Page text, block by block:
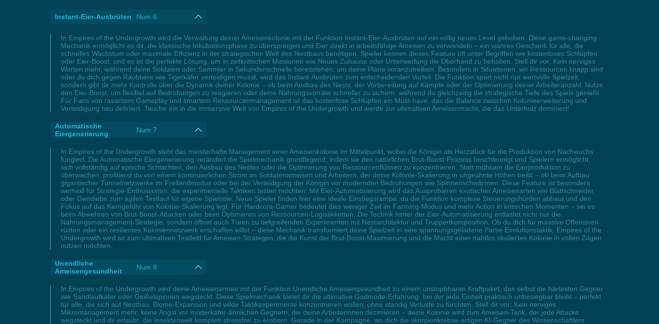
Instant-Eier-Ausbrüten Num 6
In Empires of the Undergrowth wird die Verwaltung deiner Ameisenkolonie mit der Funktion Instant-Eier-Ausbrüten auf ein völlig neues Level gehoben. Diese game-changing
Mechanik ermöglicht es dir, die klassische Inkubationsphase zu überspringen und Eier direkt in arbeitsfähige Ameisen zu verwandeln – ein wahres Geschenk für alle, die
schnelles Wachstum oder maximale Effizienz in der strategischen Welt des Nestbaus benötigen. Spieler kennen dieses Feature oft unter Begriffen wie kostenloses Schlüpfen
oder Eier-Boost, und es ist die perfekte Lösung, um in zeitkritischen Missionen wie Neues Zuhause oder Unterwerfung die Oberhand zu behalten. Stell dir vor: Kein nerviges
Warten mehr, während deine Soldaten oder Sammler in Sekundenschnelle bereitstehen, um deine Pläne voranzutreiben. Besonders in Situationen, wo Ressourcen knapp sind
oder du dich gegen Raubtiere wie Tigerkäfer verteidigen musst, wird das Instant-Ausbrüten zum entscheidenden Vorteil. Die Funktion spart nicht nur wertvolle Spielzeit,
sondern gibt dir mehr Kontrolle über die Dynamik deiner Kolonie – ob beim Ausbau des Nests, der Vorbereitung auf Kämpfe oder der Optimierung deiner Arbeiteranzahl. Nutze
den Eier-Boost, um flexibel auf Bedrohungen zu reagieren oder deine Nahrungsvorräte schneller zu sichern, während du gleichzeitig die strategische Tiefe des Spiels genießt.
Für Fans von rasantem Gameplay und smartem Ressourcenmanagement ist das kostenlose Schlüpfen ein Must-have, das die Balance zwischen Kolonieerweiterung und
Verteidigung neu definiert. Tauche ein in die immersive Welt von Empires of the Undergrowth und werde zur ultimativen Ameisenmacht, die das Unterholz dominiert!
Automatische
Eiergenerierung
Num 7
In Empires of the Undergrowth steht das meisterhafte Management einer Ameisenkolonie im Mittelpunkt, wobei die Königin als Herzstück für die Produktion von Nachwuchs
fungiert. Die Automatische Eiergenerierung verändert die Spielmechanik grundlegend, indem sie den natürlichen Brut-Boost-Prozess beschleunigt und Spielern ermöglicht,
sich vollständig auf epische Schlachten, den Ausbau des Nestes oder die Optimierung von Ressourcenflüssen zu konzentrieren. Statt mühsam die Eierproduktion zu
überwachen, profitierst du von einem kontinuierlichen Strom an Soldatenameisen und Arbeitern, der deine Kolonie-Skalierung in ungeahnte Höhen treibt – ob beim Aufbau
gigantischer Tunnelnetzwerke im Freilandmodus oder bei der Verteidigung der Königin vor modernden Bedrohungen wie Spinnenschwärmen. Diese Feature ist besonders
wertvoll für Strategie-Enthusiasten, die experimentelle Taktiken testen möchten: Mit Eier-Automatisierung wird das Ausprobieren exotischer Ameisenarten wie Blattschneider
oder Gendiebe zum agilen Testlauf für eigene Spielstile. Neue Spieler finden hier eine ideale Einstiegsrampe, da die Funktion komplexe Steuerungshürden abbaut und den
Fokus auf das Kerngefühl von Kolonie-Skalierung legt. Für Hardcore-Gamer bedeutet dies weniger Zeit im Farming-Modus und mehr Action in kritischen Momenten – sei es
beim Abwehren von Brut-Boost-Attacken oder beim Optimieren von Ressourcen-Logistikketten. Die Technik hinter der Eier-Automatisierung entlastet nicht nur die
Nahrungsmanagement-Strategie, sondern öffnet auch Türen zu tiefgreifenden Experimenten mit Nestarchitektur und Truppenkomposition. Ob du dich für massive Offensiven
rüsten oder ein resilientes Koloniennetzwerk erschaffen willst – diese Mechanik transformiert deine Spielzeit in eine spannungsgeladene Partie Evolutionstaktik. Empires of the
Undergrowth wird so zum ultimativen Testfeld für Ameisen-Strategen, die die Kunst der Brut-Boost-Maximierung und die Macht einer nahtlos skalierten Kolonie in vollen Zügen
nutzen möchten.
Unendliche
Ameisengesundheit
Num 8
In Empires of the Undergrowth wird deine Ameisenarmee mit der Funktion Unendliche Ameisengesundheit zu einem unstopbbaren Kraftpaket, das selbst die härtesten Gegner
wie Sandlaufkäfer oder Geißelspinnen wegsteckt. Diese Spielmechanik bietet dir die ultimative Godmode-Erfahrung, bei der jede Einheit praktisch unbesiegbar bleibt – perfekt
für alle, die sich auf Nestbau, Biome-Expansion und wilde Taktikexperimente konzentrieren wollen, ohne ständig Verluste zu fürchten. Stell dir vor: Kein nerviges
Mikromanagement mehr, keine Angst vor moderkäfer-ähnlichen Gegnern, die deine Arbeiterinnen dezimieren – deine Kolonie wird zum Ameisen-Tank, der jede Attacke
wegsteckt und dir erlaubt, die Insektenwelt komplett stressfrei zu erobern. Gerade in der Kampagne, wo dich die skorpionkrebse-artigen KI-Gegner des Wissenschaftlers